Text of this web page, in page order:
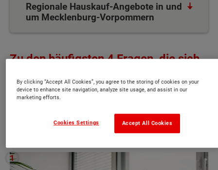
Regionale Hauskauf-Angebote in und
um Mecklenburg-Vorpommern
Zu den häufigsten 4 Fragen, die sich
die folgenden:
beantworten - Haus kaufen oder
By clicking “Accept All Cookies”, you agree to the storing of cookies on your
device to enhance site navigation, analyze site usage, and assist in our
marketing efforts.
Accept All Cookies
Cookies Settings